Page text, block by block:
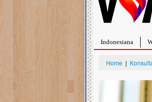
Indonesiana
Home |